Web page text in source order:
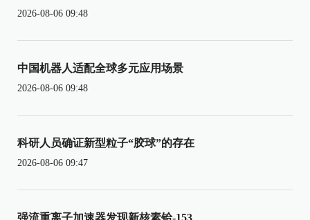
2026-08-06 09:48
中国机器人适配全球多元应用场景
2026-08-06 09:48
科研人员确证新型粒子“胶球”的存在
2026-08-06 09:47
强流重离子加速器发现新核素铪-153